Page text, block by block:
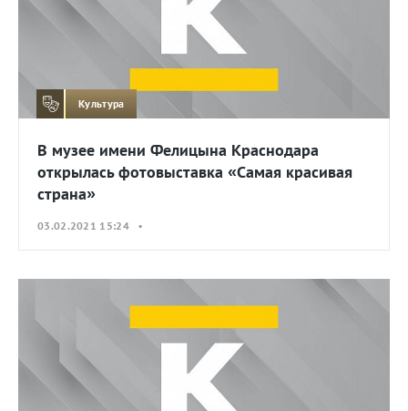
Культура
В музее имени Фелицына Краснодара
открылась фотовыставка «Самая красивая
страна»
03.02.2021 15:24 •